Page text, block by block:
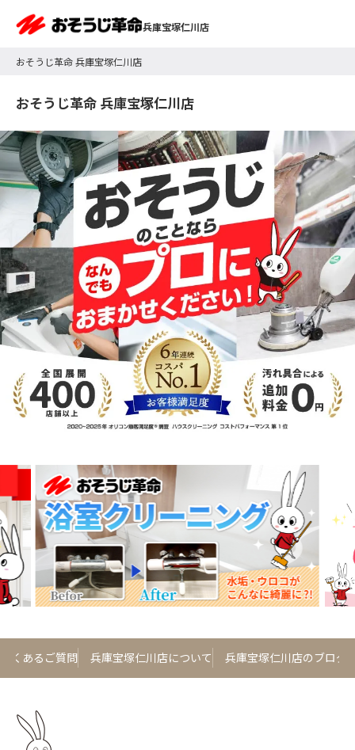
兵庫宝塚仁川店
おそうじ革命 兵庫宝塚仁川店
おそうじ革命 兵庫宝塚仁川店
よくあるご質問 兵庫宝塚仁川店について 兵庫宝塚仁川店のブログ